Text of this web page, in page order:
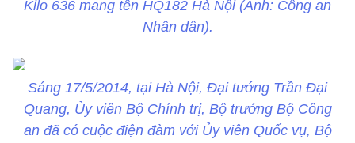
Kilo 636 mang tên HQ182 Hà Nội (Ảnh: Công an
Nhân dân).
Sáng 17/5/2014, tại Hà Nội, Đại tướng Trần Đại
Quang, Ủy viên Bộ Chính trị, Bộ trưởng Bộ Công
an đã có cuộc điện đàm với Ủy viên Quốc vụ, Bộ